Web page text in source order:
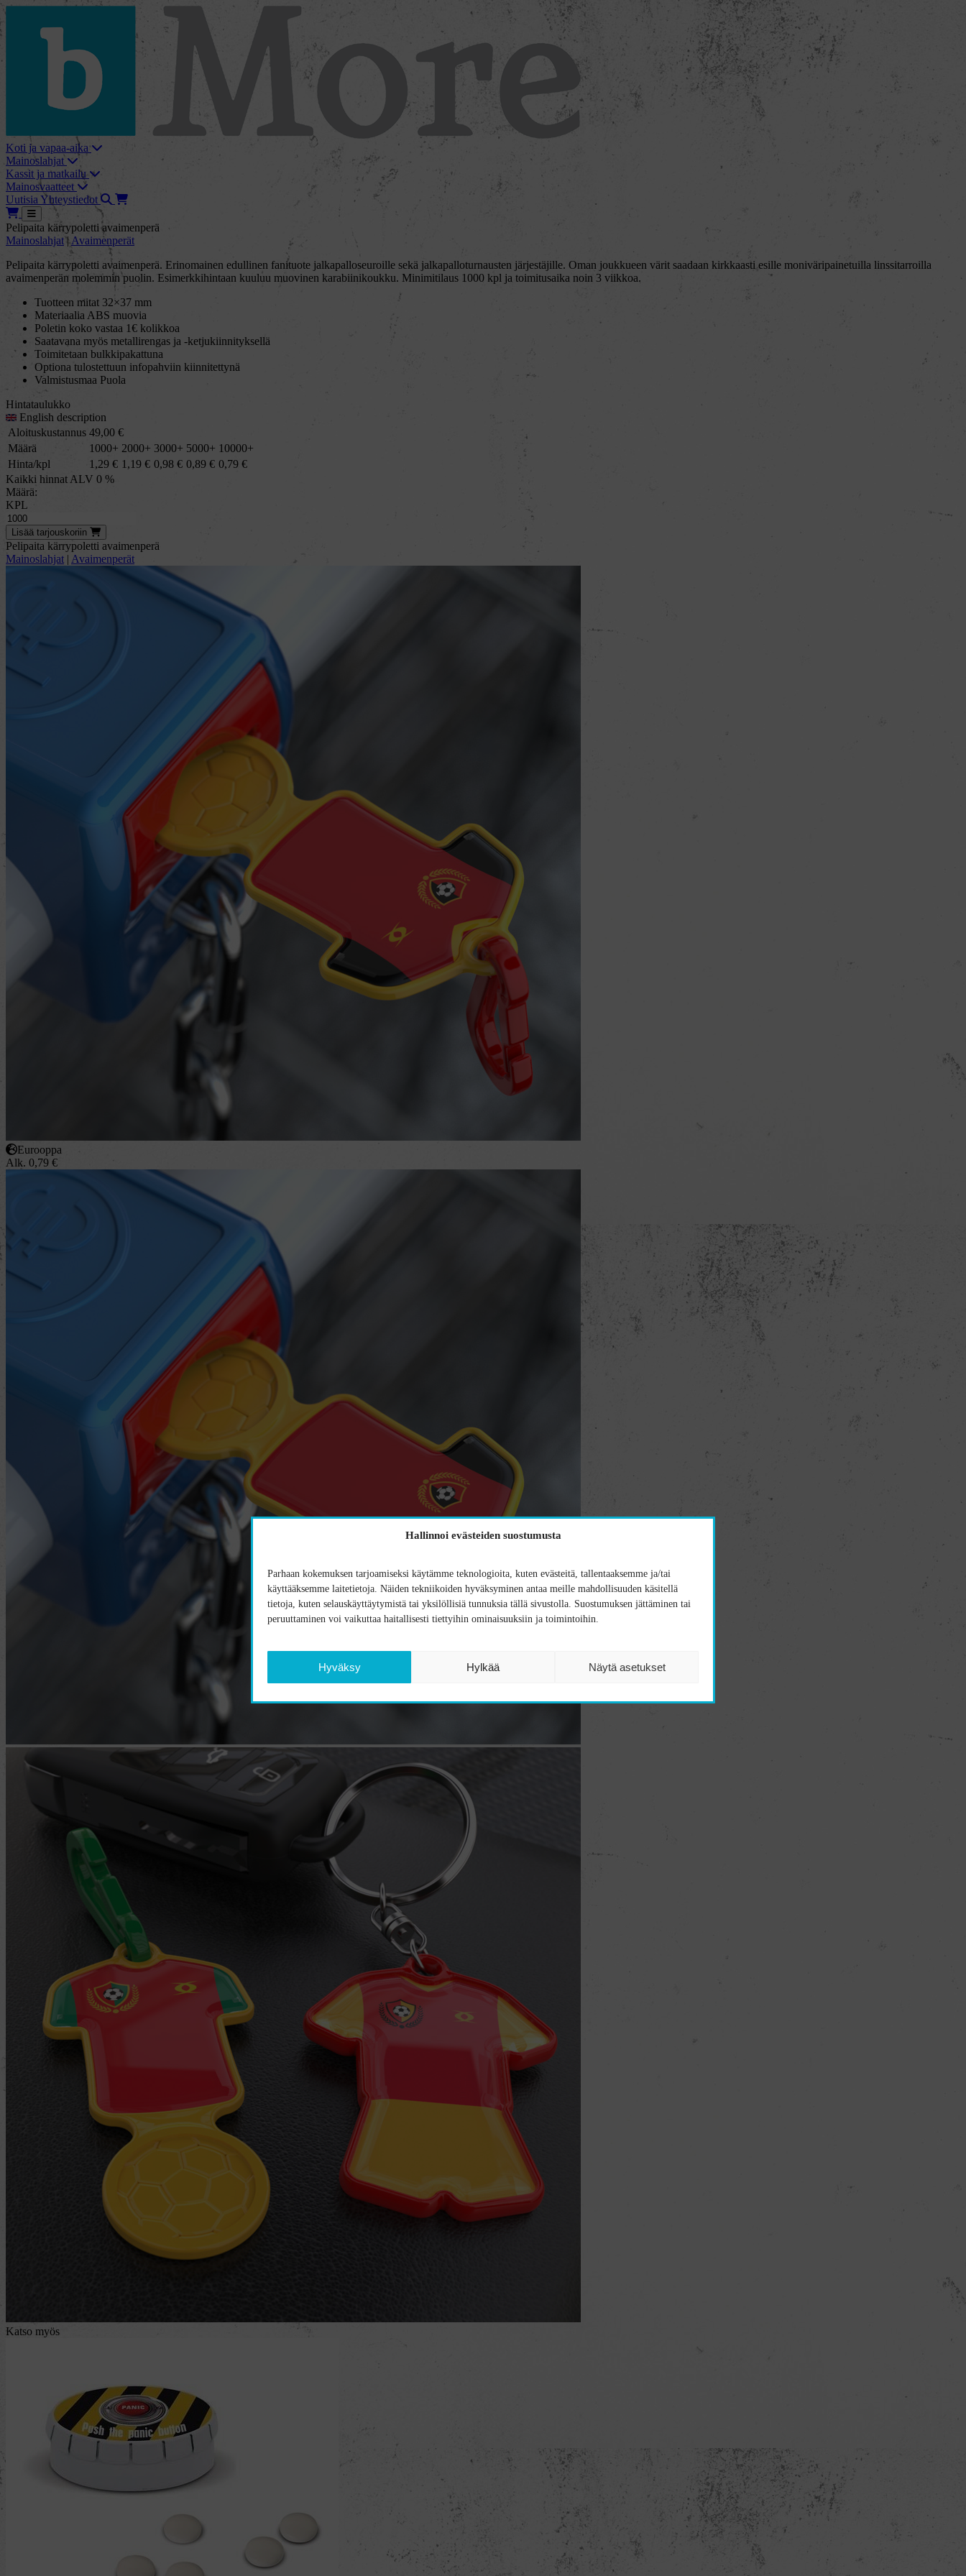
Hallinnoi evästeiden suostumusta
Parhaan kokemuksen tarjoamiseksi käytämme teknologioita, kuten evästeitä, tallentaaksemme ja/tai
käyttääksemme laitetietoja. Näiden tekniikoiden hyväksyminen antaa meille mahdollisuuden käsitellä
tietoja, kuten selauskäyttäytymistä tai yksilöllisiä tunnuksia tällä sivustolla. Suostumuksen jättäminen tai
peruuttaminen voi vaikuttaa haitallisesti tiettyihin ominaisuuksiin ja toimintoihin.
Hyväksy Hylkää Näytä asetukset
skip_to_content
bMore
Koti ja vapaa-aika
Mainoslahjat
Kassit ja matkailu
Mainosvaatteet
Uutisia Yhteystiedot HakuTarjouskori
Tarjouskori
Avaa
Pelipaita kärrypoletti avaimenperä
Mainoslahjat | Avaimenperät
Pelipaita kärrypoletti avaimenperä. Erinomainen edullinen fanituote jalkapalloseuroille sekä jalkapalloturnausten järjestäjille. Oman joukkueen värit saadaan kirkkaasti esille moniväripainetuilla linssitarroilla
avaimenperän molemmin puolin. Esimerkkihintaan kuuluu muovinen karabiinikoukku. Minimitilaus 1000 kpl ja toimitusaika noin 3 viikkoa.
Tuotteen mitat 32×37 mm
Materiaalia ABS muovia
Poletin koko vastaa 1€ kolikkoa
Saatavana myös metallirengas ja -ketjukiinnityksellä
Toimitetaan bulkkipakattuna
Optiona tulostettuun infopahviin kiinnitettynä
Valmistusmaa Puola
Hintataulukko
English description
Aloituskustannus 49,00 €
Määrä
1000+ 2000+ 3000+ 5000+ 10000+
Hinta/kpl
1,29 € 1,19 € 0,98 € 0,89 € 0,79 €
Kaikki hinnat ALV 0 %
Määrä:
KPL
Lisää tarjous koriin
Pelipaita kärrypoletti avaimenperä
Mainoslahjat | Avaimenperät
Eurooppa
Alk. 0,79 €
Katso myös